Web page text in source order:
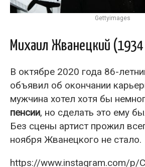
Gettyimages
Михаил Жванецкий
В октябре 2020 года 86-
объявил об окончании
мужчина хотел хотя бы
пенсии, но сделать это ему
Без сцены артист прожил
ноября Жванецкого не стало.
https://www.instagram.com/p/